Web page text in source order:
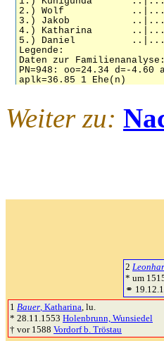
Weiter zu:
2
* um
⚭
1 Bauer, Katharina, lu.
* 28.11.1553 Holenbrunn, Wunsiedel
† vor 1588 Vordorf b. Tröstau